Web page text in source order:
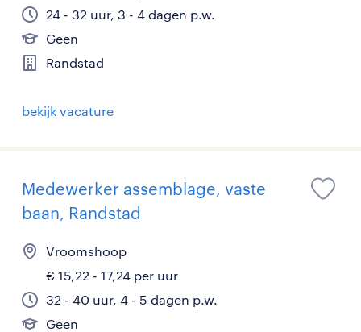
24 - 32 uur, 3 - 4 dagen p.w.
Geen
Randstad
bekijk vacature
Medewerker assemblage, vaste
baan, Randstad
Vroomshoop
€ 15,22 - 17,24 per uur
32 - 40 uur, 4 - 5 dagen p.w.
Geen